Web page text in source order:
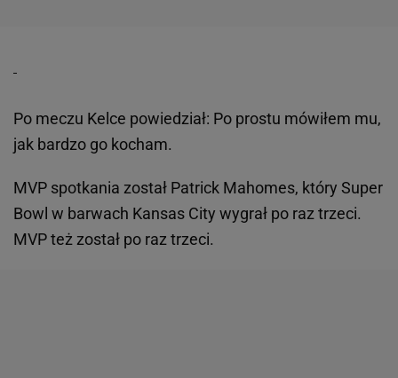
Po meczu Kelce powiedział: Po prostu mówiłem mu,
jak bardzo go kocham.
MVP spotkania został Patrick Mahomes, który Super
Bowl w barwach Kansas City wygrał po raz trzeci.
MVP też został po raz trzeci.